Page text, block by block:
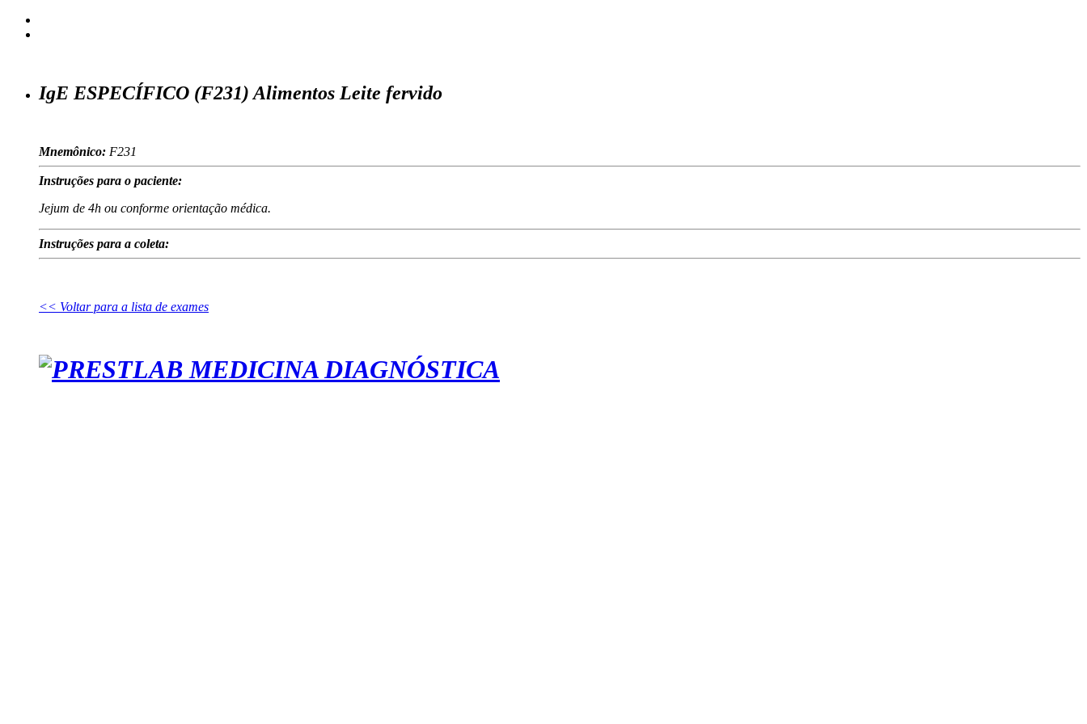
IgE ESPECÍFICO (F231) Alimentos Leite fervido
Mnemônico: F231
Instruções para o paciente:
Jejum de 4h ou conforme orientação médica.
Instruções para a coleta:
<< Voltar para a lista de exames